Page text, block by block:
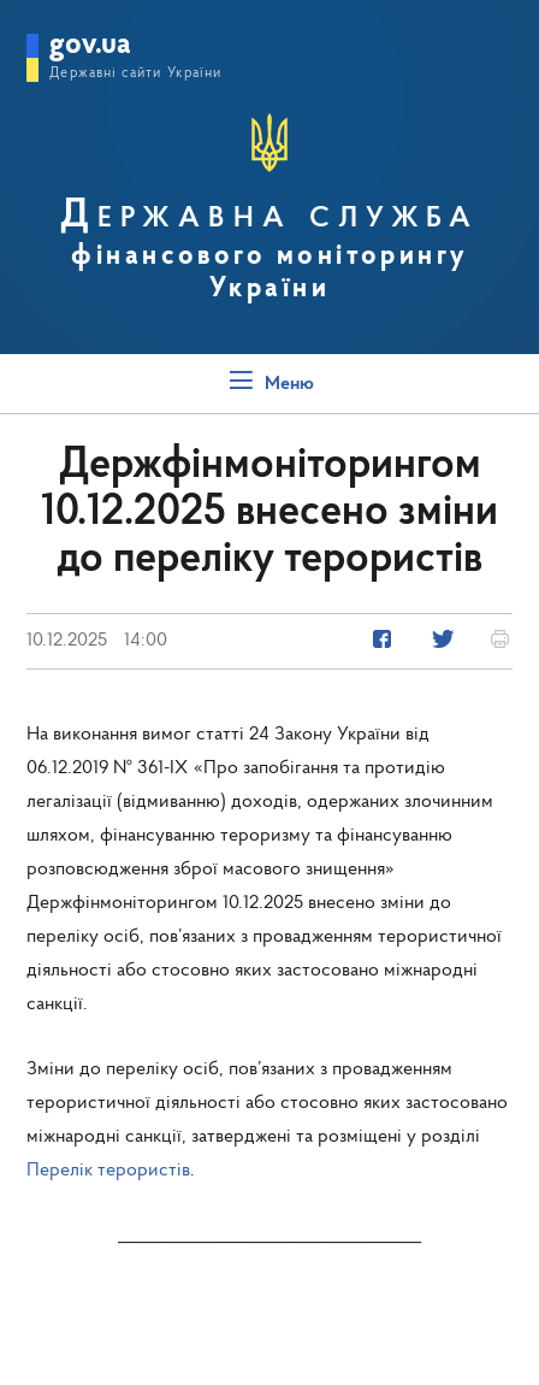
gov.ua
Державні сайти України
Державна служба
фінансового моніторингу
України
Меню
Держфінмоніторингом
10.12.2025 внесено зміни
до переліку терористів
10.12.2025 14:00
На виконання вимог статті 24 Закону України від
06.12.2019 № 361-ІХ «Про запобігання та протидію
легалізації (відмиванню) доходів, одержаних злочинним
шляхом, фінансуванню тероризму та фінансуванню
розповсюдження зброї масового знищення»
Держфінмоніторингом 10.12.2025 внесено зміни до
переліку осіб, пов’язаних з провадженням терористичної
діяльності або стосовно яких застосовано міжнародні
санкції.
Зміни до переліку осіб, пов’язаних з провадженням
терористичної діяльності або стосовно яких застосовано
міжнародні санкції, затверджені та розміщені у розділі
Перелік терористів.